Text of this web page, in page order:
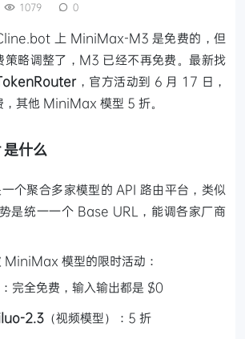
1079 0
上 MiniMax-M3 是免费的，但
略调整了，M3 已经不再免费。最新找
，官方活动到 6 月 17 日，
其他 MiniMax 模型 5 折。
什么
个聚合多家模型的 API 路由平台，类似
是统一一个 Base URL，能调各家厂商
MiniMax 模型的限时活动：
：完全免费，输入输出都是 $0
2.3 （视频模型）：5 折